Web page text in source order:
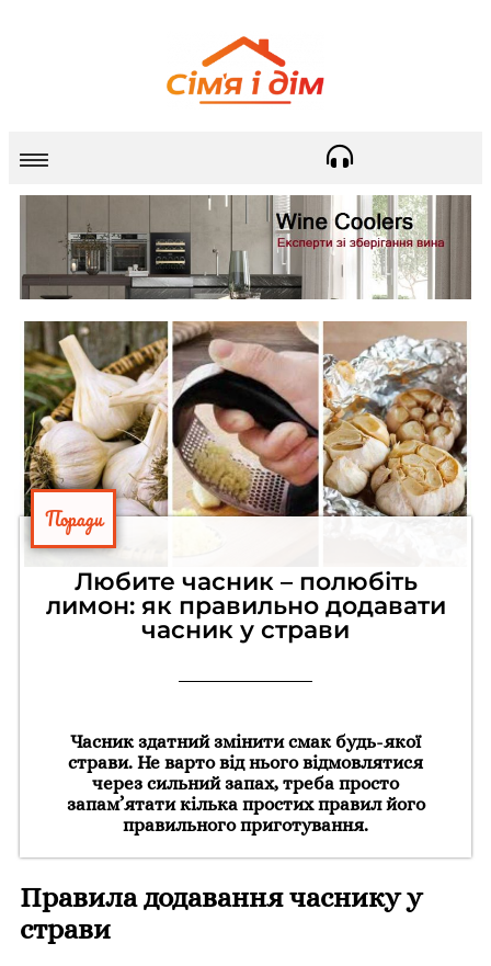
Поради
Любите часник – полюбіть
лимон: як правильно додавати
часник у страви
Часник здатний змінити смак будь-якої
страви. Не варто від нього відмовлятися
через сильний запах, треба просто
запам’ятати кілька простих правил його
правильного приготування.
Правила додавання часнику у
страви